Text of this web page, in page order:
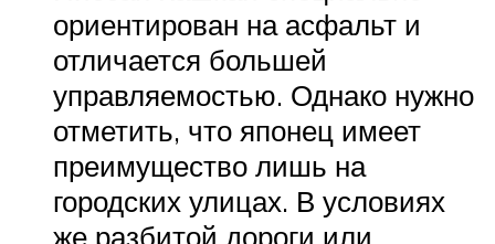
ориентирован на асфальт и
отличается большей
управляемостью. Однако нужно
отметить, что японец имеет
преимущество лишь на
городских улицах. В условиях
же разбитой дороги или